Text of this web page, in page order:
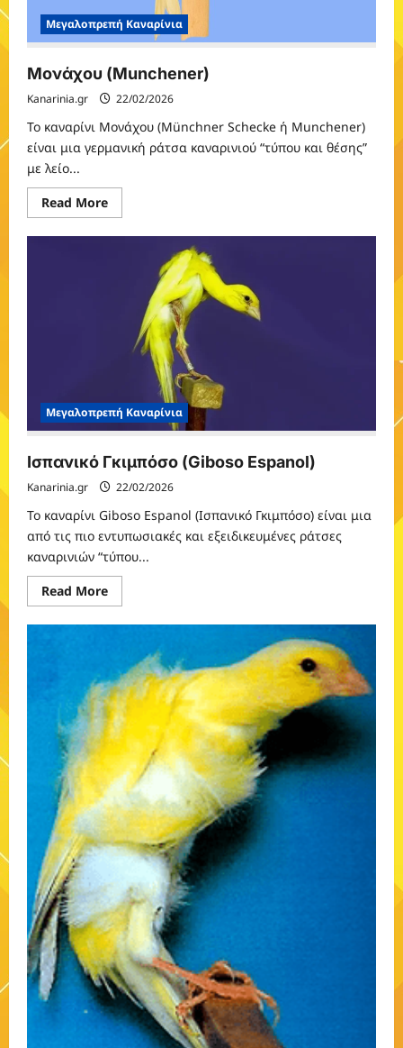
Μεγαλοπρεπή Καναρίνια
Μονάχου (Munchener)
Kanarinia.gr 22/02/2026
Το καναρίνι Μονάχου (Münchner Schecke ή Munchener)
είναι μια γερμανική ράτσα καναρινιού “τύπου και θέσης”
με λείο...
Read MoreRead
more
Μονάχου
(Munchener)
Μεγαλοπρεπή Καναρίνια
Ισπανικό Γκιμπόσο (Giboso Espanol)
Kanarinia.gr 22/02/2026
Το καναρίνι Giboso Espanol (Ισπανικό Γκιμπόσο) είναι μια
από τις πιο εντυπωσιακές και εξειδικευμένες ράτσες
καναρινιών “τύπου...
Read MoreRead
more
Ισπανικό
(Giboso
Espanol)